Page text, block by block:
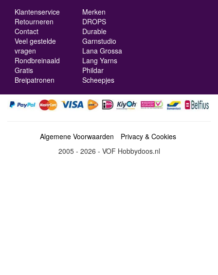
Klantenservice
Retourneren
Contact
Veel gestelde
vragen
Rondbreinaald
Gratis
Breipatronen
Merken
DROPS
Durable
Garnstudio
Lana Grossa
Lang Yarns
Phildar
Scheepjes
Algemene Voorwaarden
Privacy & Cookies
2005 - 2026 - VOF Hobbydoos.nl